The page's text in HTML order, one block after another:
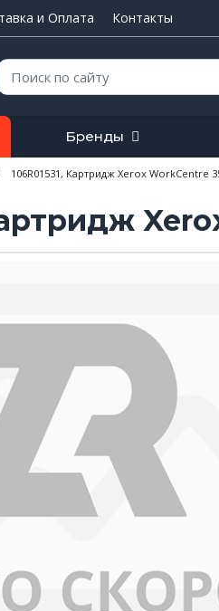
и Оплата Контакты
Бренды
106R01531, Картридж Xerox WorkCentre